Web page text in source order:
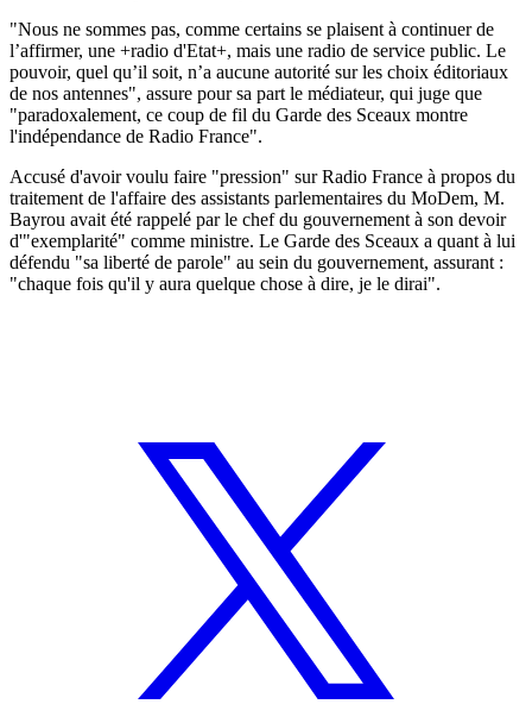
"Nous ne sommes pas, comme certains se plaisent à continuer de
l’affirmer, une +radio d'Etat+, mais une radio de service public. Le
pouvoir, quel qu’il soit, n’a aucune autorité sur les choix éditoriaux
de nos antennes", assure pour sa part le médiateur, qui juge que
"paradoxalement, ce coup de fil du Garde des Sceaux montre
l'indépendance de Radio France".
Accusé d'avoir voulu faire "pression" sur Radio France à propos du
traitement de l'affaire des assistants parlementaires du MoDem, M.
Bayrou avait été rappelé par le chef du gouvernement à son devoir
d'"exemplarité" comme ministre. Le Garde des Sceaux a quant à lui
défendu "sa liberté de parole" au sein du gouvernement, assurant :
"chaque fois qu'il y aura quelque chose à dire, je le dirai".